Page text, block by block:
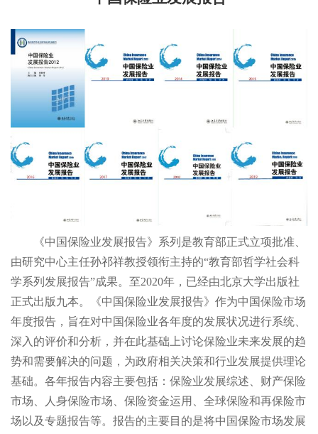
《中国保险业发展报告》系列是教育部正式立项批准、
由研究中心主任孙祁祥教授领衔主持的“教育部哲学社会科
学系列发展报告”成果。至2020年，已经由北京大学出版社
正式出版九本。《中国保险业发展报告》作为中国保险市场
年度报告，旨在对中国保险业各年度的发展状况进行系统、
深入的评价和分析，并在此基础上讨论保险业未来发展的趋
势和需要解决的问题，为政府相关决策和行业发展提供理论
基础。各年报告内容主要包括：保险业发展综述、财产保险
市场、人身保险市场、保险资金运用、全球保险和再保险市
场以及专题报告等。报告的主要目的是将中国保险市场发展